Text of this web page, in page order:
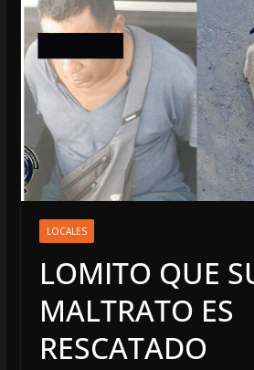
LOCALES
LOMITO QUE
MALTRATO ES
RESCATADO